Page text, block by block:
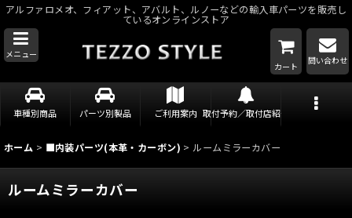
アルファロメオ、フィアット、アバルト、ルノーなどの輸入車パーツを販売し
ているオンラインストア
メニュー
カート
問い合わせ
車種別商品 パーツ別製品 ご利用案内 取付予約／取付店紹介
ホーム > ■内装パーツ(本革・カーボン) > ルームミラーカバー
ルームミラーカバー